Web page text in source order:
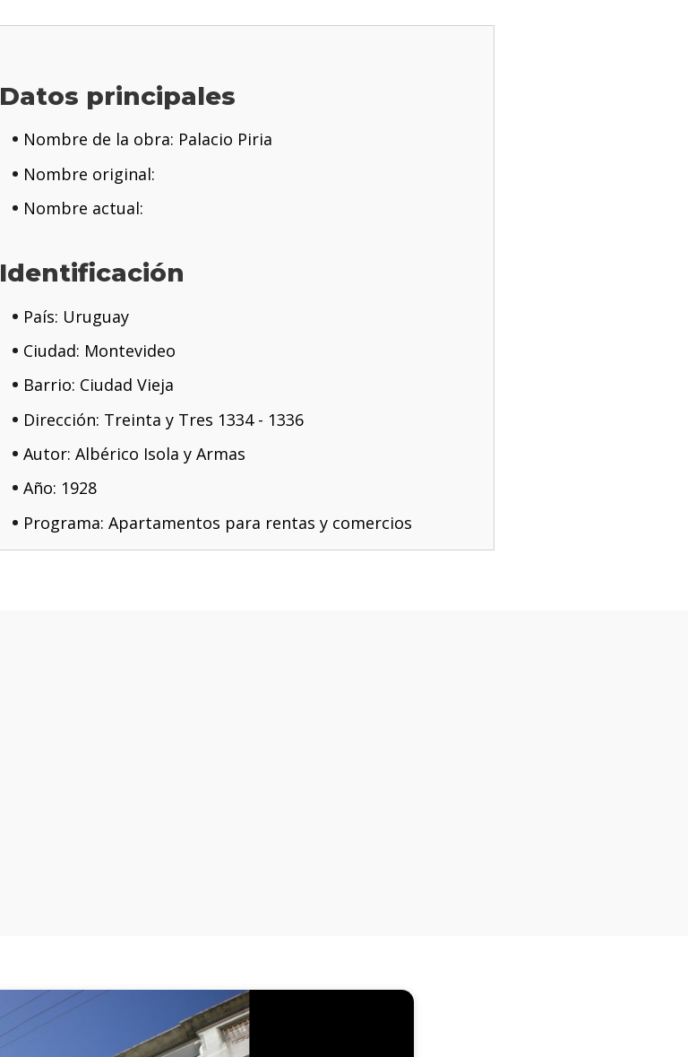
Datos principales
Nombre de la obra: Palacio Piria
Nombre original:
Nombre actual:
Identificación
País: Uruguay
Ciudad: Montevideo
Barrio: Ciudad Vieja
Dirección: Treinta y Tres 1334 - 1336
Autor: Albérico Isola y Armas
Año: 1928
Programa: Apartamentos para rentas y comercios